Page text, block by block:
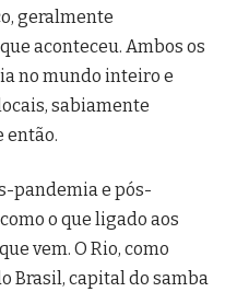
geralmente
aconteceu. Ambos os
no mundo inteiro e
sabiamente
então.
pandemia e pós-
o que ligado aos
vem. O Rio, como
Brasil, capital do samba